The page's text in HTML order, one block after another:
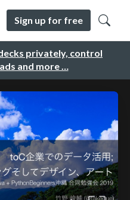
privately, control
and more …
Sign up for free